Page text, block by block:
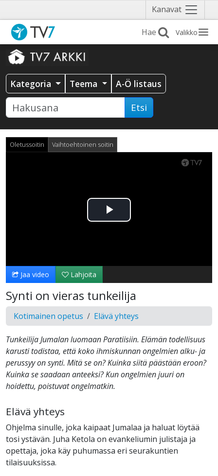
Kanavat Näytä
valikko
Valikko
Kategoria Teema A-Ö listaus
Etsi
Oletussoitin Vaihtoehtoinen soitin
Toista
Jaa video Lahjoita
Synti on vieras tunkeilija
Kotimainen opetus Elävä yhteys
Tunkeilija Jumalan luomaan Paratiisiin. Elämän todellisuus
karusti todistaa, että koko ihmiskunnan ongelmien alku- ja
perussyy on synti. Mitä se on? Kuinka siitä päästään eroon?
Kuinka se saadaan anteeksi? Kun ongelmien juuri on
hoidettu, poistuvat ongelmatkin.
Elävä yhteys
Ohjelma sinulle, joka kaipaat Jumalaa ja haluat löytää
tosi ystävän. Juha Ketola on evankeliumin julistaja ja
opettaja, joka käy puhumassa eri seurakuntien
tilaisuuksissa.